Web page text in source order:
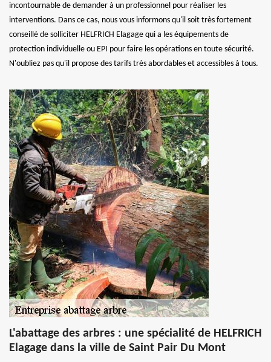
incontournable de demander à un professionnel pour réaliser les
interventions. Dans ce cas, nous vous informons qu'il soit très fortement
conseillé de solliciter HELFRICH Elagage qui a les équipements de
protection individuelle ou EPI pour faire les opérations en toute sécurité.
N'oubliez pas qu'il propose des tarifs très abordables et accessibles à tous.
L'abattage des arbres : une spécialité de HELFRICH
Elagage dans la ville de Saint Pair Du Mont